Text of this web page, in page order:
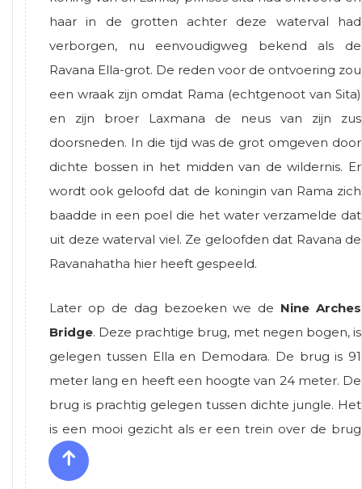
haar in de grotten achter deze waterval had
verborgen, nu eenvoudigweg bekend als de
Ravana Ella-grot. De reden voor de ontvoering zou
een wraak zijn omdat Rama (echtgenoot van Sita)
en zijn broer Laxmana de neus van zijn zus
doorsneden. In die tijd was de grot omgeven door
dichte bossen in het midden van de wildernis. Er
wordt ook geloofd dat de koningin van Rama zich
baadde in een poel die het water verzamelde dat
uit deze waterval viel. Ze geloofden dat Ravana de
Ravanahatha hier heeft gespeeld.
Later op de dag bezoeken we de Nine Arches
Bridge. Deze prachtige brug, met negen bogen, is
gelegen tussen Ella en Demodara. De brug is 91
meter lang en heeft een hoogte van 24 meter. De
brug is prachtig gelegen tussen dichte jungle. Het
is een mooi gezicht als er een trein over de brug
gaat.